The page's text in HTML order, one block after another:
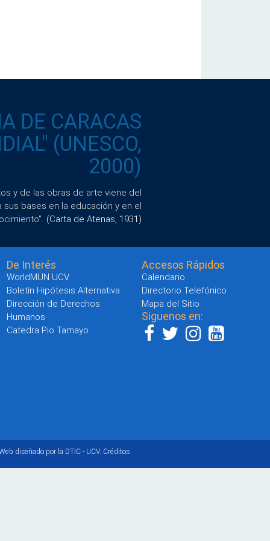
DE CARACAS
(UNESCO,
2000)
y de las obras de arte viene del
bases en la educación y en el
(Carta de Atenas, 1931)
De Interés
WorldMUN UCV
Boletín Hipótesis Alternativa
Dirección de Derechos
Humanos
Catedra Pio Tamayo
Accesos Rápidos
Calendario
Directorio Telefónico
Mapa del Sitio
Siguenos en:
diseñado por la DTIC - UCV. Créditos